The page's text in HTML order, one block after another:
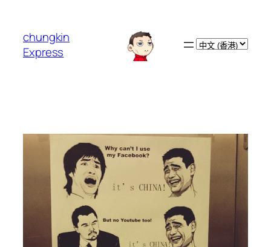
chungkin
Express
Choose